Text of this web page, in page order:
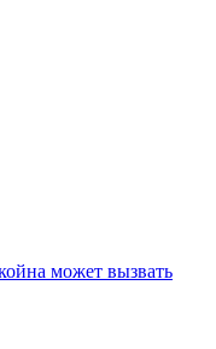
может вызвать